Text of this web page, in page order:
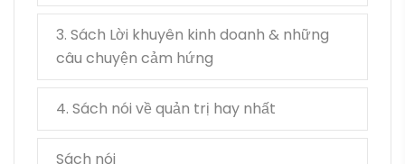
3. Sách Lời khuyên kinh doanh & những
câu chuyện cảm hứng
4. Sách nói về quản trị hay nhất
Sách nói